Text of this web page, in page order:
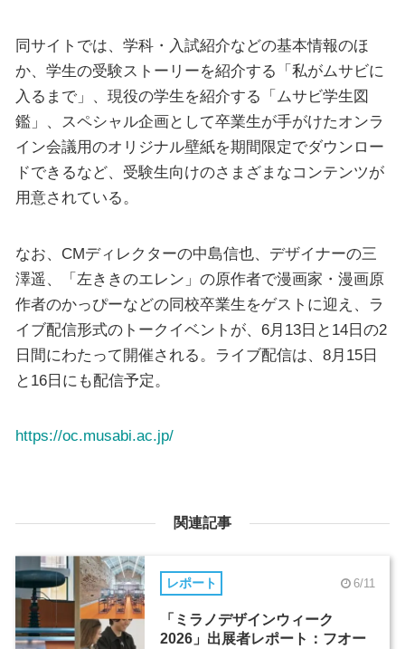
同サイトでは、学科・入試紹介などの基本情報のほ
か、学生の受験ストーリーを紹介する「私がムサビに
入るまで」、現役の学生を紹介する「ムサビ学生図
鑑」、スペシャル企画として卒業生が手がけたオンラ
イン会議用のオリジナル壁紙を期間限定でダウンロー
ドできるなど、受験生向けのさまざまなコンテンツが
用意されている。
なお、CMディレクターの中島信也、デザイナーの三
澤遥、「左ききのエレン」の原作者で漫画家・漫画原
作者のかっぴーなどの同校卒業生をゲストに迎え、ラ
イブ配信形式のトークイベントが、6月13日と14日の2
日間にわたって開催される。ライブ配信は、8月15日
と16日にも配信予定。
https://oc.musabi.ac.jp/
関連記事
レポート 6/11
「ミラノデザインウィーク
2026」出展者レポート：フオー